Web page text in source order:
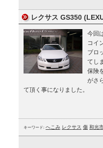
レクサス GS350
今回
コイ
ブロ
てし
保険
がさ
て頂く事になりました。
キーワード: へこみ レクサス 傷 和光